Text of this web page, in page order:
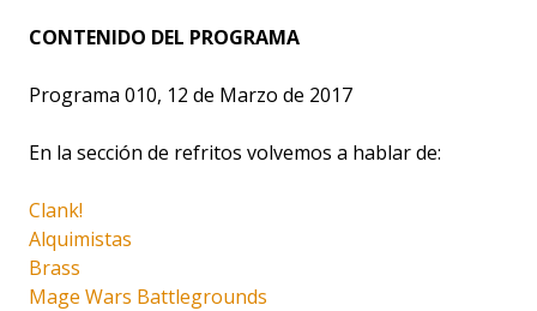
CONTENIDO DEL PROGRAMA
Programa 010, 12 de Marzo de 2017
En la sección de refritos volvemos a hablar de:
Clank!
Alquimistas
Brass
Mage Wars Battlegrounds